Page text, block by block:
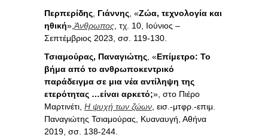
Περπερίδης Γιάννης , «Ζώα, τεχνολογία και
ηθική», Άνθρωπος , τχ. 10, Ιούνιος –
Σεπτέμβριος 2023, σσ. 119-130.
Τσιαμούρας, Παναγιώτης , «Επίμετρο: Το
βήμα από το ανθρωποκεντρικό
παράδειγμα σε μια νέα αντίληψη της
ετερότητας …είναι αρκετό;», στο Πιέρο
Μαρτινέτι, Η ψυχή των ζώων , εισ.-μτφρ.-επιμ.
Παναγιώτης Τσιαμούρας, Κυαναυγή, Αθήνα
2019, σσ. 138-244.